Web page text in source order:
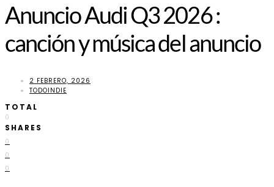
Anuncio Audi Q3 2026 :
canción y música del anuncio
2 FEBRERO, 2026
TODOINDIE
TOTAL
0
SHARES
0
0
0